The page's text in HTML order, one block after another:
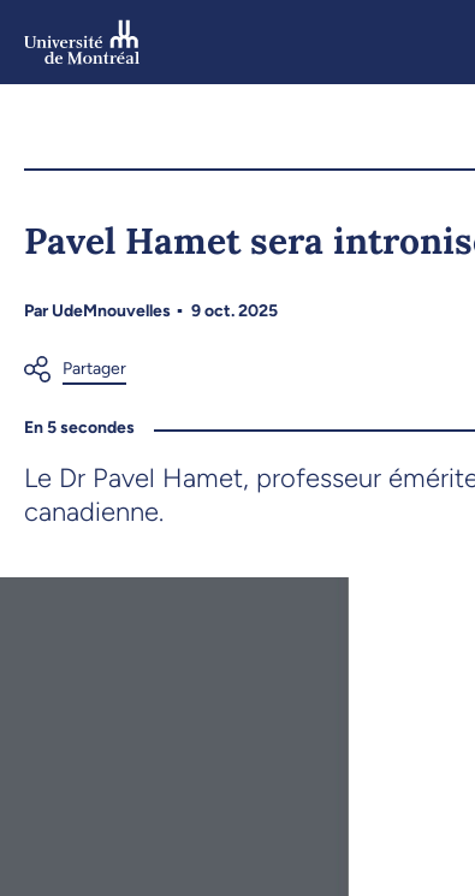
Pavel Hamet sera
ParUdeMnouvelles 9 oct. 2025
En 5 secondes
Le Dr Pavel Hamet, professeur
canadienne.